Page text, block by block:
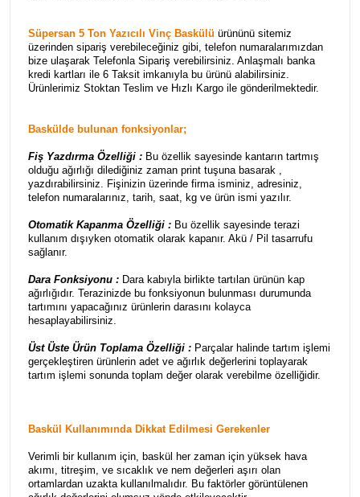
Süpersan 5 Ton Yazıcılı Vinç Baskülü ürününü sitemiz
üzerinden sipariş verebileceğiniz gibi, telefon numaralarımızdan
bize ulaşarak Telefonla Sipariş verebilirsiniz. Anlaşmalı banka
kredi kartları ile 6 Taksit imkanıyla bu ürünü alabilirsiniz.
Ürünlerimiz Stoktan Teslim ve Hızlı Kargo ile gönderilmektedir.
Baskülde bulunan fonksiyonlar;
Fiş Yazdırma Özelliği : Bu özellik sayesinde kantarın tartmış
olduğu ağırlığı dilediğiniz zaman print tuşuna basarak ,
yazdırabilirsiniz. Fişinizin üzerinde firma isminiz, adresiniz,
telefon numaralarınız, tarih, saat, kg ve ürün ismi yazılır.
Otomatik Kapanma Özelliği : Bu özellik sayesinde terazi
kullanım dışıyken otomatik olarak kapanır. Akü / Pil tasarrufu
sağlanır.
Dara Fonksiyonu : Dara kabıyla birlikte tartılan ürünün kap
ağırlığıdır. Terazinizde bu fonksiyonun bulunması durumunda
tartımını yapacağınız ürünlerin darasını kolayca
hesaplayabilirsiniz.
Üst Üste Ürün Toplama Özelliği : Parçalar halinde tartım işlemi
gerçekleştiren ürünlerin adet ve ağırlık değerlerini toplayarak
tartım işlemi sonunda toplam değer olarak verebilme özelliğidir.
Baskül Kullanımında Dikkat Edilmesi Gerekenler
Verimli bir kullanım için, baskül her zaman için yüksek hava
akımı, titreşim, ve sıcaklık ve nem değerleri aşırı olan
ortamlardan uzakta kullanılmalıdır. Bu faktörler görüntülenen